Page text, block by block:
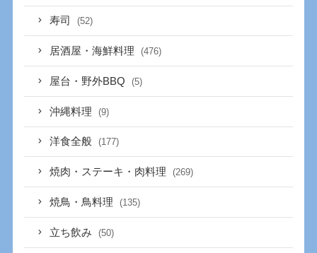
寿司 (52)
居酒屋・海鮮料理 (476)
屋台・野外BBQ (5)
沖縄料理 (9)
洋食全般 (177)
焼肉・ステーキ・肉料理 (269)
焼鳥・鳥料理 (135)
立ち飲み (50)